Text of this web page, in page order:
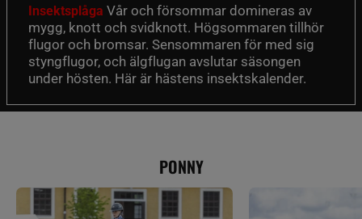
Insektsplåga Vår och försommar domineras av
mygg, knott och svidknott. Högsommaren tillhör
flugor och bromsar. Sensommaren för med sig
styngflugor, och älgflugan avslutar säsongen
under hösten. Här är hästens insektskalender.
PONNY